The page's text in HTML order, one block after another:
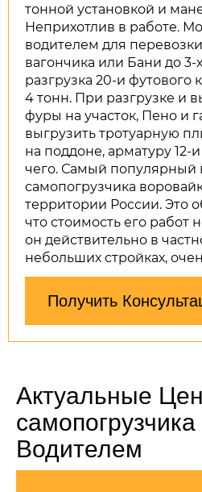
тонной установкой и
Неприхотлив в работе.
водителем для
вагончика или Бани до 3-
разгрузка 20-и футового
4 тонн. При разгрузке и
фуры на участок, Пено и
выгрузить тротуарную
на поддоне, арматуру
чего. Самый популярный
самопогрузчика
территории России. Это
что стоимость его работ
он действительно в
небольших стройках,
Получить
Актуальные
самопогрузчика
Водителем